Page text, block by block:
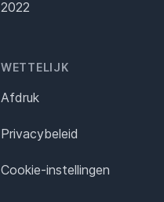
2022
WETTELIJK
Afdruk
Privacybeleid
Cookie-instellingen